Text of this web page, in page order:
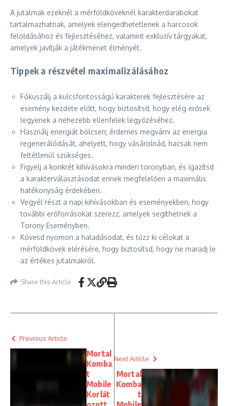
A jutalmak ezeknél a mérföldköveknél karakterdarabokat
tartalmazhatnak, amelyek elengedhetetlenek a harcosok
feloldásához és fejlesztéséhez, valamint exkluzív tárgyakat,
amelyek javítják a játékmenet élményét.
Tippek a részvétel maximalizálásához
Fókuszálj a kulcsfontosságú karakterek fejlesztésére az
esemény kezdete előtt, hogy biztosítsd, hogy elég erősek
legyenek a nehezebb ellenfelek legyőzéséhez.
Használj energiát bölcsen; érdemes megvárni az energia
regenerálódását, ahelyett, hogy vásárolnád, hacsak nem
feltétlenül szükséges.
Figyelj a konkrét kihívásokra minden toronyban, és igazítsd
a karakterválasztásodat ennek megfelelően a maximális
hatékonyság érdekében.
Vegyél részt a napi kihívásokban és eseményekben, hogy
további erőforrásokat szerezz, amelyek segíthetnek a
Torony Eseményben.
Kövesd nyomon a haladásodat, és tűzz ki célokat a
mérföldkövek elérésére, hogy biztosítsd, hogy ne maradj le
az értékes jutalmakról.
Share this Article
Previous Article
Mortal
Komba
t
Mobile
Korlát
Next Article
Mortal
Komba
t